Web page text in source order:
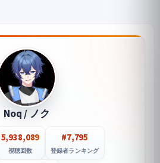
Noq / ノク
5,938,089
視聴回数
#7,795
登録者ランキング